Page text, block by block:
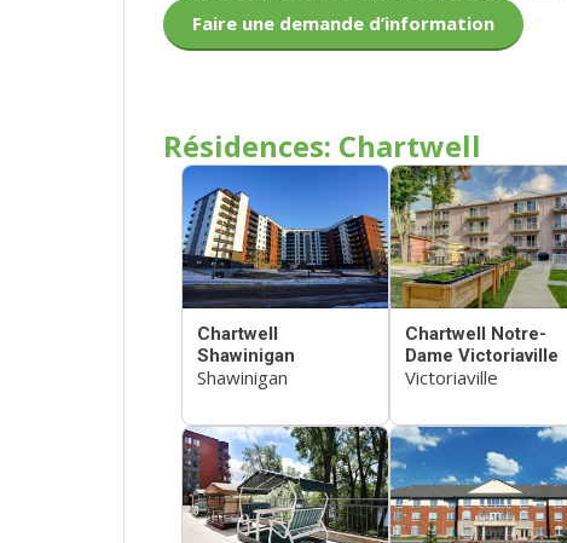
Faire une demande d’information
Résidences: Chartwell
Chartwell
Shawinigan
Shawinigan
Chartwell Notre-
Dame Victoriaville
Victoriaville